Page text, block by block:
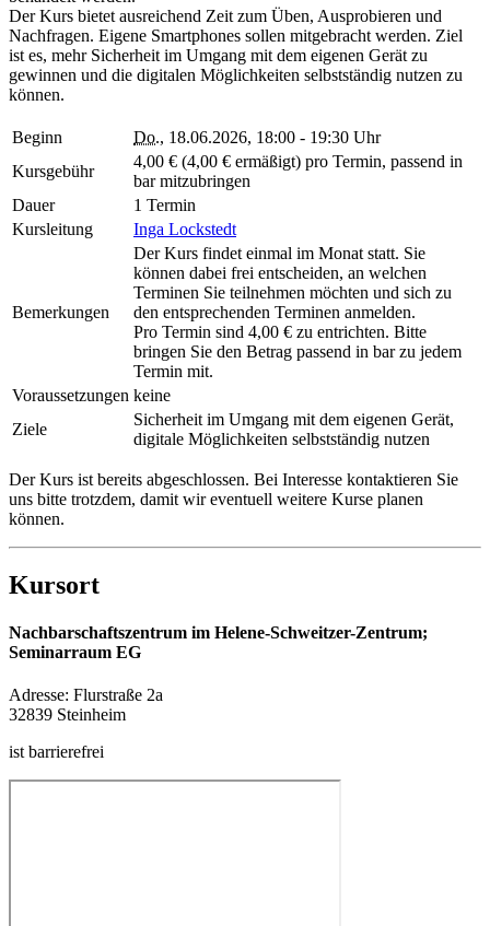
Der Kurs bietet ausreichend Zeit zum Üben, Ausprobieren und
Nachfragen. Eigene Smartphones sollen mitgebracht werden. Ziel
ist es, mehr Sicherheit im Umgang mit dem eigenen Gerät zu
gewinnen und die digitalen Möglichkeiten selbstständig nutzen zu
können.
Beginn Do., 18.06.2026, 18:00 - 19:30 Uhr
Kursgebühr
4,00 € (4,00 € ermäßigt) pro Termin, passend in
bar mitzubringen
Dauer
1 Termin
Kursleitung
Inga Lockstedt
Bemerkungen
Der Kurs findet einmal im Monat statt. Sie
können dabei frei entscheiden, an welchen
Terminen Sie teilnehmen möchten und sich zu
den entsprechenden Terminen anmelden.
Pro Termin sind 4,00 € zu entrichten. Bitte
bringen Sie den Betrag passend in bar zu jedem
Termin mit.
Voraussetzungen keine
Ziele
Sicherheit im Umgang mit dem eigenen Gerät,
digitale Möglichkeiten selbstständig nutzen
Der Kurs ist bereits abgeschlossen. Bei Interesse kontaktieren Sie
uns bitte trotzdem, damit wir eventuell weitere Kurse planen
können.
Kursort
Nachbarschaftszentrum im Helene-Schweitzer-Zentrum;
Seminarraum EG
Adresse: Flurstraße 2a
32839 Steinheim
ist barrierefrei